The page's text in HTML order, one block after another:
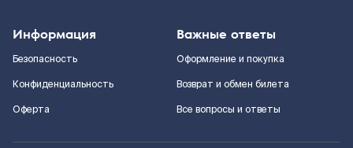
Информация
Безопасность
Конфиденциальность
Оферта
Важные ответы
Оформление и покупка
Возврат и обмен билета
Все вопросы и ответы